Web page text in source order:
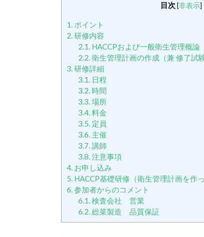
目次 [非表示]
1. ポイント
2.研修内容
2.1.HACCPおよび一般衛生管理概論
2.2.衛生管理計画の作成（兼 修了試験
3.研修詳細
3.1.日程
3.2.時間
3.3.場所
3.4.料金
3.5.定員
3.6.主催
3.7.講師
3.8.注意事項
4. お申し込み
5. HACCP基礎研修（衛生管理計画を作
6.参加者からのコメント
6.1.検査会社 営業
6.2.総菜製造 品質保証